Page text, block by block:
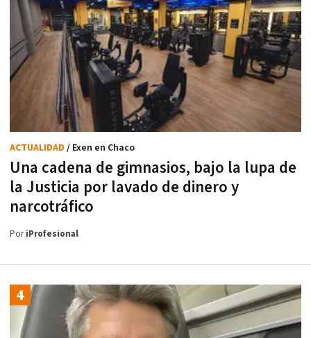
Una cadena de gimnasios, bajo la lupa de
la Justicia por lavado de dinero y
narcotráfico
ACTUALIDAD / Exen en Chaco
PoriProfesional